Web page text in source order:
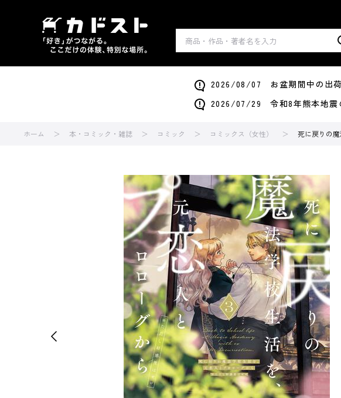
2026/08/07 お盆期間中の出荷
2026/07/29 令和8年熊本地震
ホーム 本・コミック・雑誌 コミック コミックス（女性） 死に戻りの